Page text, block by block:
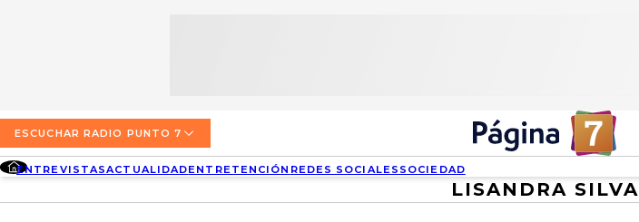
ACTUALIDAD
ENTRETENCIÓN
CONCEPCIÓN
QUIÉNES SOMOS
DIRECCIONES
CONTACTO COMERCIAL
TARIFAS POLÍTICAS PÁGINA 7
TARIFAS POLÍTICAS RADIO PUNTO 7
ESCUCHAR RADIO PUNTO 7
ENTREVISTASACTUALIDADENTRETENCIÓN REDES SOCIALES SOCIEDAD
LISANDRA SILVA